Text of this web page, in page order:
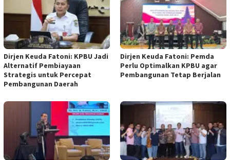
Dirjen Keuda Fatoni: KPBU Jadi
Alternatif Pembiayaan
Strategis untuk Percepat
Pembangunan Daerah
Dirjen Keuda Fatoni: Pemda
Perlu Optimalkan KPBU agar
Pembangunan Tetap Berjalan